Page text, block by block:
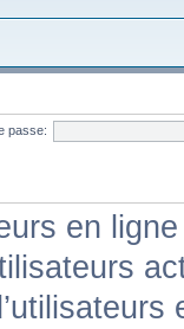
passe:
en